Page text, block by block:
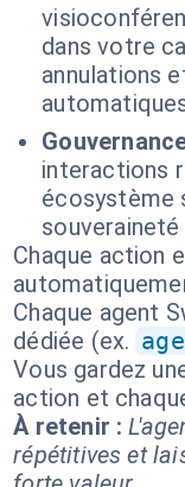
dans votre
annulations
interactions
écosystème
Chaque action
Chaque agent
dédiée (ex.
Vous gardez
action et
À retenir :
répétitives et